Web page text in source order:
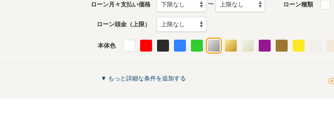
ローン月々支払い価格 〜 ローン種類
ローン頭金（上限）
本体色
▼ もっと詳細な条件を追加する